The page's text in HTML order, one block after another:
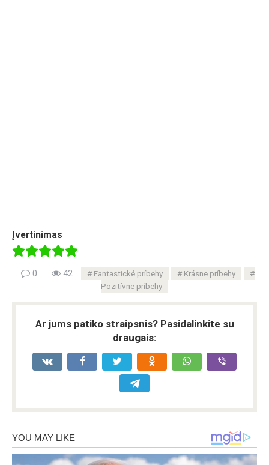
Įvertinimas
0 42 Fantastické príbehy
Krásne príbehy
Pozitívne príbehy
Ar jums patiko straipsnis? Pasidalinkite su
draugais: